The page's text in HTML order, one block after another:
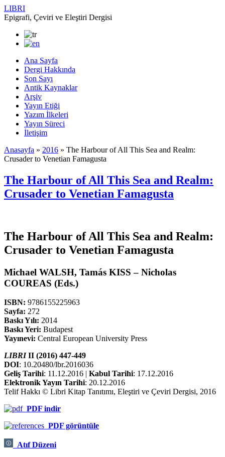
LIBRI
Epigrafi, Çeviri ve Eleştiri Dergisi
Ana Sayfa
Dergi Hakkında
Son Sayı
Antik Kaynaklar
Arşiv
Yayın Etiği
Yazım İlkeleri
Yayın Süreci
İletişim
Anasayfa » 2016 » The Harbour of All This Sea and Realm:
Crusader to Venetian Famagusta
The Harbour of All This Sea and Realm:
Crusader to Venetian Famagusta
The Harbour of All This Sea and Realm:
Crusader to Venetian Famagusta
Michael WALSH, Tamás KISS – Nicholas
COUREAS (Eds.)
ISBN: 9786155225963
Sayfa: 272
Baskı Yılı: 2014
Baskı Yeri: Budapest
Yayınevi: Central European University Press
LIBRIII (2016) 447-449
DOI: 10.20480/lbr.2016036
Geliş Tarihi: 11.12.2016 | Kabul Tarihi: 17.12.2016
Elektronik Yayın Tarihi: 20.12.2016
Telif Hakkı © Libri Kitap Tanıtımı, Eleştiri ve Çeviri Dergisi, 2016
PDF indir
PDF görüntüle
Atıf Düzeni